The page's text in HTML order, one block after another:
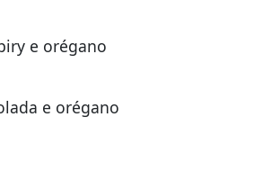
e orégano
e orégano